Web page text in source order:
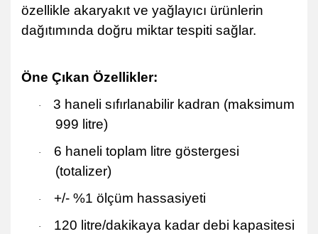
özellikle akaryakıt ve yağlayıcı ürünlerin
dağıtımında doğru miktar tespiti sağlar.
Öne Çıkan Özellikler:
· 3 haneli sıfırlanabilir kadran (maksimum
999 litre)
· 6 haneli toplam litre göstergesi
(totalizer)
· +/- %1 ölçüm hassasiyeti
· 120 litre/dakikaya kadar debi kapasitesi